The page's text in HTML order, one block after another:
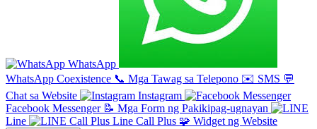
WhatsApp
WhatsApp Coexistence 📞 Mga Tawag sa Telepono ✉️ SMS 💬
Chat sa Website
Instagram
Facebook Messenger 📝 Mga Form ng Pakikipag-ugnayan
Line
Line Call Plus 🧩 Widget ng Website